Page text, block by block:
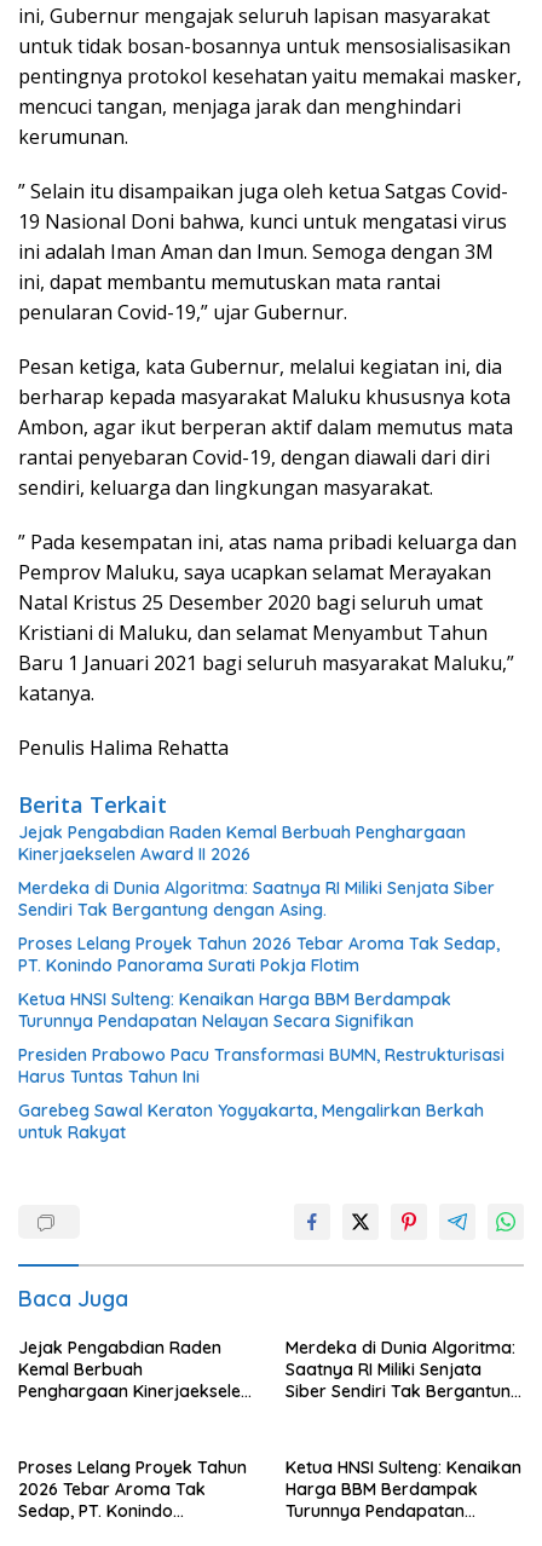
ini, Gubernur mengajak seluruh lapisan masyarakat
untuk tidak bosan-bosannya untuk mensosialisasikan
pentingnya protokol kesehatan yaitu memakai masker,
mencuci tangan, menjaga jarak dan menghindari
kerumunan.
” Selain itu disampaikan juga oleh ketua Satgas Covid-
19 Nasional Doni bahwa, kunci untuk mengatasi virus
ini adalah Iman Aman dan Imun. Semoga dengan 3M
ini, dapat membantu memutuskan mata rantai
penularan Covid-19,” ujar Gubernur.
Pesan ketiga, kata Gubernur, melalui kegiatan ini, dia
berharap kepada masyarakat Maluku khususnya kota
Ambon, agar ikut berperan aktif dalam memutus mata
rantai penyebaran Covid-19, dengan diawali dari diri
sendiri, keluarga dan lingkungan masyarakat.
” Pada kesempatan ini, atas nama pribadi keluarga dan
Pemprov Maluku, saya ucapkan selamat Merayakan
Natal Kristus 25 Desember 2020 bagi seluruh umat
Kristiani di Maluku, dan selamat Menyambut Tahun
Baru 1 Januari 2021 bagi seluruh masyarakat Maluku,”
katanya.
Penulis Halima Rehatta
Berita Terkait
Jejak Pengabdian Raden Kemal Berbuah Penghargaan
Kinerjaekselen Award II 2026
Merdeka di Dunia Algoritma: Saatnya RI Miliki Senjata Siber
Sendiri Tak Bergantung dengan Asing.
Proses Lelang Proyek Tahun 2026 Tebar Aroma Tak Sedap,
PT. Konindo Panorama Surati Pokja Flotim
Ketua HNSI Sulteng: Kenaikan Harga BBM Berdampak
Turunnya Pendapatan Nelayan Secara Signifikan
Presiden Prabowo Pacu Transformasi BUMN, Restrukturisasi
Harus Tuntas Tahun Ini
Garebeg Sawal Keraton Yogyakarta, Mengalirkan Berkah
untuk Rakyat
Baca Juga
Jejak Pengabdian Raden
Kemal Berbuah
Penghargaan Kinerjaekselen
Merdeka di Dunia Algoritma:
Saatnya RI Miliki Senjata
Siber Sendiri Tak Bergantung
Proses Lelang Proyek Tahun
2026 Tebar Aroma Tak
Sedap, PT. Konindo
Ketua HNSI Sulteng: Kenaikan
Harga BBM Berdampak
Turunnya Pendapatan